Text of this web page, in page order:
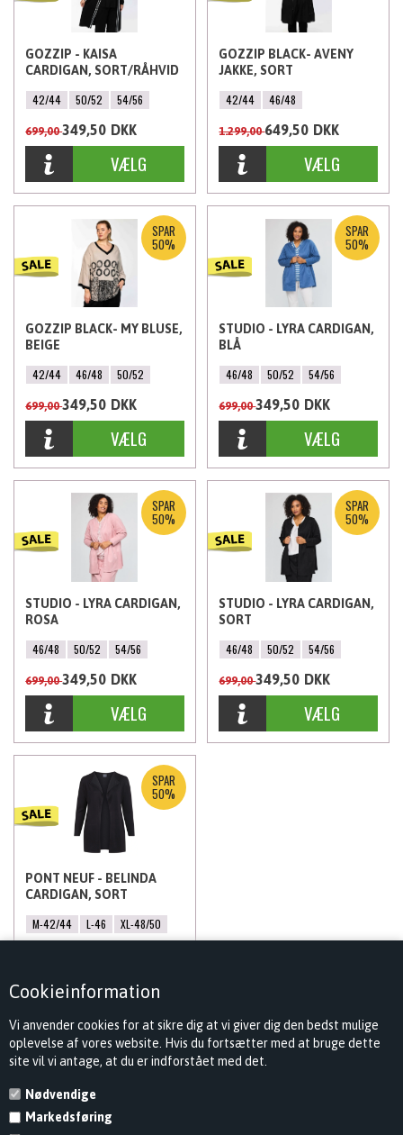
Cookieinformation
Vi anvender cookies for at sikre dig at vi giver dig den bedst mulige
oplevelse af vores website. Hvis du fortsætter med at bruge dette
site vil vi antage, at du er indforstået med det.
Nødvendige
Markedsføring
GOZZIP - KAISA
CARDIGAN, SORT/RÅHVID
42/44 50/52 54/56
699,00349,50 DKK
GOZZIP BLACK- AVENY
JAKKE, SORT
42/44 46/48
1.299,00649,50 DKK
SPAR
50%
GOZZIP BLACK- MY BLUSE,
BEIGE
42/44 46/48 50/52
699,00349,50 DKK
SPAR
50%
STUDIO - LYRA CARDIGAN,
BLÅ
46/48 50/52 54/56
699,00349,50 DKK
SPAR
50%
STUDIO - LYRA CARDIGAN,
ROSA
46/48 50/52 54/56
699,00349,50 DKK
SPAR
50%
STUDIO - LYRA CARDIGAN,
SORT
46/48 50/52 54/56
699,00349,50 DKK
SPAR
50%
PONT NEUF - BELINDA
CARDIGAN, SORT
M-42/44 L-46 XL-48/50
KONTAKT